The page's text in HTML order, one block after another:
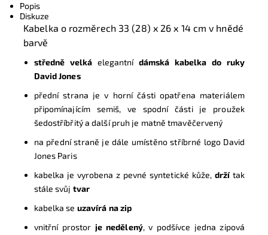
Popis
Diskuze
Kabelka o rozměrech 33 (28) x 26 x 14 cm v hnědé
barvě
středně velká elegantnídámská kabelka do ruky
David Jones
přední strana je v horní části opatřena materiálem
připomínajícím semiš, ve spodní části je proužek
šedostříbřitý a další pruh je matně tmavěčervený
na přední straně je dále umístěno stříbrné logo David
Jones Paris
kabelka je vyrobena z pevné syntetické kůže, držítak
stále svůj tvar
kabelka se uzavírá na zip
vnitřní prostor je nedělený, v podšívce jedna zipová